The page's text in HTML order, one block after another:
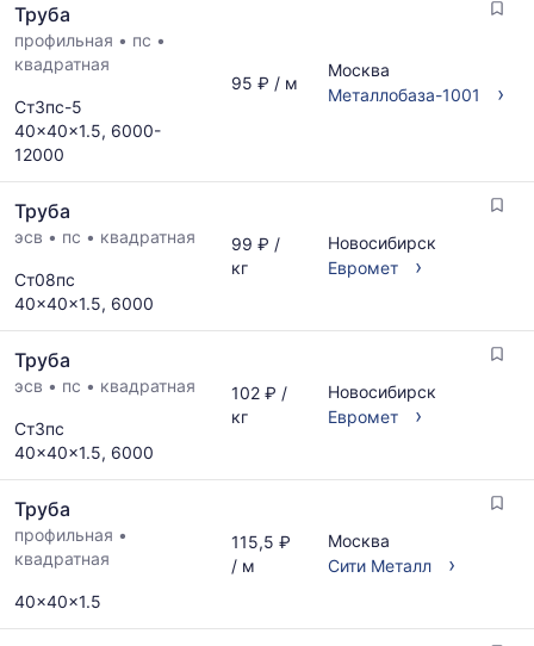
данным
прайс-
листов
поставщиков
за
последний
рассчитывается
по
предложениям
и
обновляется
по
мере
прайс-
листов.
цен
на
металлопрокат
указанием
ГОСТ,
размеров
и
поставщиков
по
Труба
профильная • пс •
квадратная
Ст3пс-5
40x40x1.5, 6000-
12000
95 ₽ / м
Москва
Металлобаза-1001
›
Труба
эсв • пс • квадратная
Ст08пс
40x40x1.5, 6000
99 ₽ /
кг
Новосибирск
Евромет
›
Труба
эсв • пс • квадратная
Ст3пс
40x40x1.5, 6000
102 ₽ /
кг
Новосибирск
Евромет
›
Труба
профильная •
квадратная
40x40x1.5
115,5 ₽
/ м
Москва
Сити Металл
›